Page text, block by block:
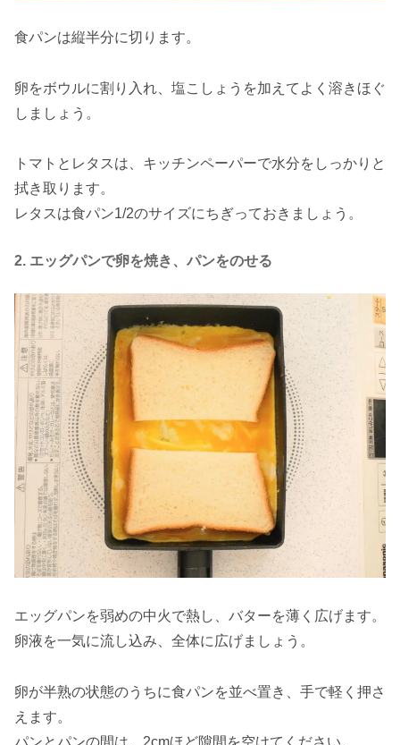
食パンは縦半分に切ります。
卵をボウルに割り入れ、塩こしょうを加えてよく溶きほぐ
しましょう。
トマトとレタスは、キッチンペーパーで水分をしっかりと
拭き取ります。
レタスは食パン1/2のサイズにちぎっておきましょう。
2. エッグパンで卵を焼き、パンをのせる
エッグパンを弱めの中火で熱し、バターを薄く広げます。
卵液を一気に流し込み、全体に広げましょう。
卵が半熟の状態のうちに食パンを並べ置き、手で軽く押さ
えます。
パンとパンの間は、2cmほど隙間を空けてください。